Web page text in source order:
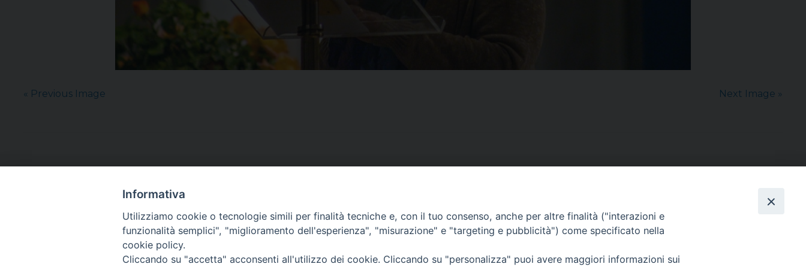
« Previous Image Next Image »
CONTATTI
via Bonporti, 20 – 35141 Padova
via Valmarana, 20 – 35133 Padova
Informativa
Utilizziamo cookie o tecnologie simili per finalità tecniche e, con il tuo consenso, anche per altre finalità ("interazioni e
funzionalità semplici", "miglioramento dell'esperienza", "misurazione" e "targeting e pubblicità") come specificato nella
cookie policy.
Cliccando su "accetta" acconsenti all'utilizzo dei cookie. Cliccando su "personalizza" puoi avere maggiori informazioni sui